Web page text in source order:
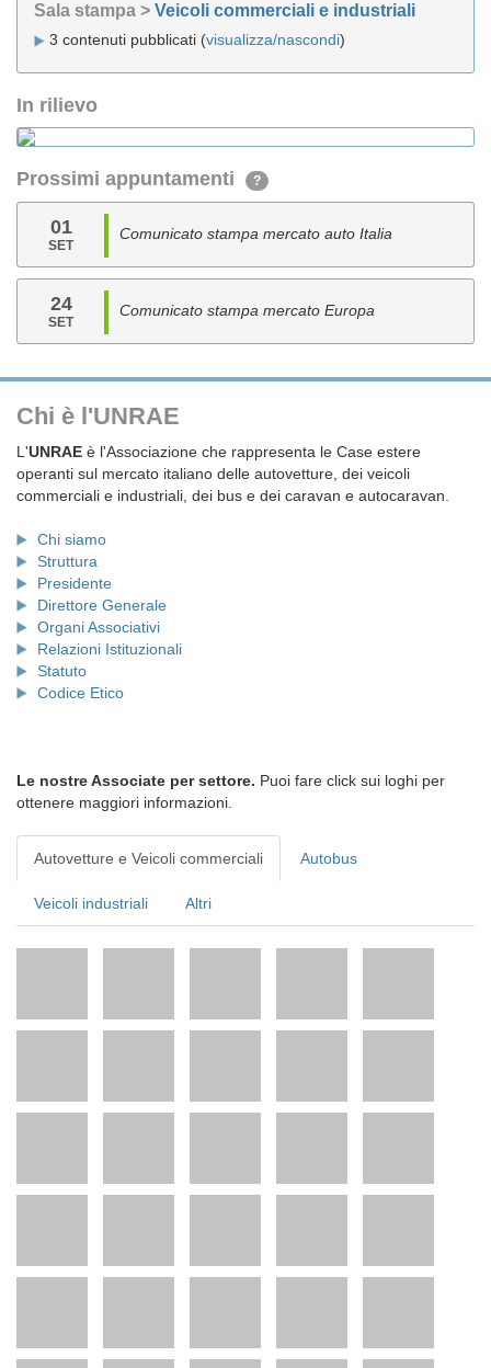
Sala stampa > Veicoli commerciali e industriali
3 contenuti pubblicati (visualizza/nascondi)
In rilievo
Prossimi appuntamenti ?
01
SET
Comunicato stampa mercato auto Italia
24
SET
Comunicato stampa mercato Europa
Chi è l'UNRAE
L'UNRAE è l'Associazione che rappresenta le Case estere
operanti sul mercato italiano delle autovetture, dei veicoli
commerciali e industriali, dei bus e dei caravan e autocaravan.
Chi siamo
Struttura
Presidente
Direttore Generale
Organi Associativi
Relazioni Istituzionali
Statuto
Codice Etico
Le nostre Associate per settore. Puoi fare click sui loghi per
ottenere maggiori informazioni.
Autovetture e Veicoli commerciali Autobus
Veicoli industriali Altri